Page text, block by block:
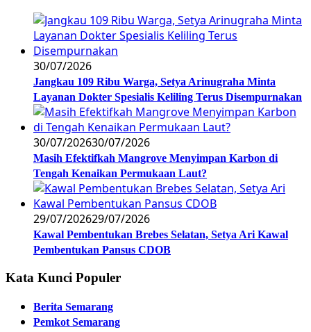
30/07/2026
Jangkau 109 Ribu Warga, Setya Arinugraha Minta
Layanan Dokter Spesialis Keliling Terus Disempurnakan
30/07/202630/07/2026
Masih Efektifkah Mangrove Menyimpan Karbon di
Tengah Kenaikan Permukaan Laut?
29/07/202629/07/2026
Kawal Pembentukan Brebes Selatan, Setya Ari Kawal
Pembentukan Pansus CDOB
Kata Kunci Populer
Berita Semarang
Pemkot Semarang